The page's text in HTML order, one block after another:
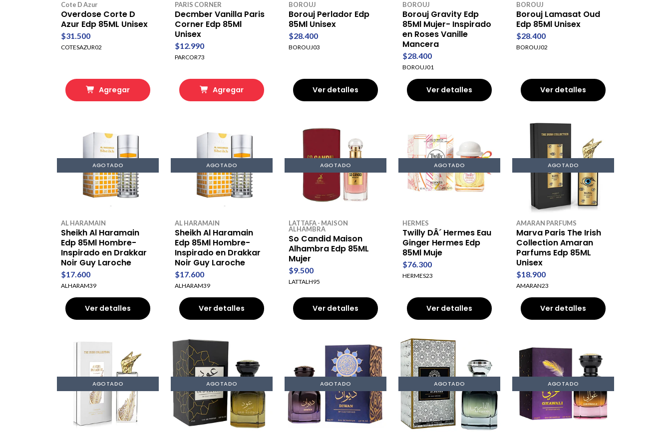
Cote D Azur
Overdose Corte D
Azur Edp 85ML Unisex
$31.500
COTESAZUR02
Agregar
PARIS CORNER
Decmber Vanilla Paris
Corner Edp 85Ml
Unisex
$12.990
PARCOR73
Agregar
BOROUJ
Borouj Perlador Edp
85Ml Unisex
$28.400
BOROUJ03
Ver detalles
BOROUJ
Borouj Gravity Edp
85Ml Mujer- Inspirado
en Roses Vanille
Mancera
$28.400
BOROUJ01
Ver detalles
BOROUJ
Borouj Lamasat Oud
Edp 85Ml Unisex
$28.400
BOROUJ02
Ver detalles
AGOTADO
AL HARAMAIN
Sheikh Al Haramain
Edp 85Ml Hombre-
Inspirado en Drakkar
Noir Guy Laroche
$17.600
ALHARAM39
Ver detalles
AGOTADO
AL HARAMAIN
Sheikh Al Haramain
Edp 85Ml Hombre-
Inspirado en Drakkar
Noir Guy Laroche
$17.600
ALHARAM39
Ver detalles
AGOTADO
LATTAFA - MAISON
ALHAMBRA
So Candid Maison
Alhambra Edp 85ML
Mujer
$9.500
LATTALH95
Ver detalles
AGOTADO
HERMES
Twilly DÂ´ Hermes Eau
Ginger Hermes Edp
85Ml Muje
$76.300
HERMES23
Ver detalles
AGOTADO
AMARAN PARFUMS
Marva Paris The Irish
Collection Amaran
Parfums Edp 85ML
Unisex
$18.900
AMARAN23
Ver detalles
AGOTADO AGOTADO AGOTADO AGOTADO AGOTADO